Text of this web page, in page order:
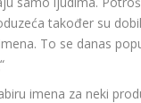
također su
To se danas
imena za neki